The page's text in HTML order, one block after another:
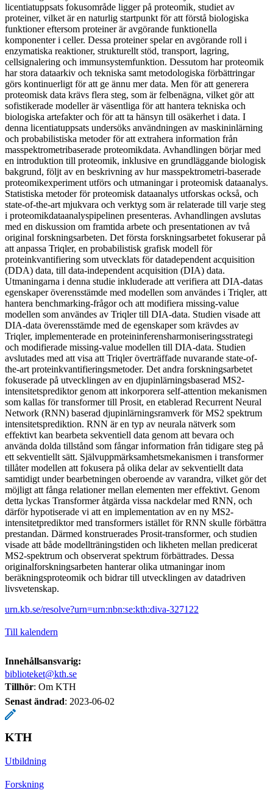
licentiatuppsats fokusområde ligger på proteomik, studiet av
proteiner, vilket är en naturlig startpunkt för att förstå biologiska
funktioner eftersom proteiner är avgörande funktionella
komponenter i celler. Dessa proteiner spelar en avgörande roll i
enzymatiska reaktioner, strukturellt stöd, transport, lagring,
cellsignalering och immunsystemfunktion. Dessutom har proteomik
har stora dataarkiv och tekniska samt metodologiska förbättringar
görs kontinuerligt för att ge ännu mer data. Men för att generera
proteomisk data krävs flera steg, som är felbenägna, vilket gör att
sofistikerade modeller är väsentliga för att hantera tekniska och
biologiska artefakter och för att ta hänsyn till osäkerhet i data. I
denna licentiatuppsats undersöks användningen av maskininlärning
och probabilistiska metoder för att extrahera information från
masspektrometribaserade proteomikdata. Avhandlingen börjar med
en introduktion till proteomik, inklusive en grundläggande biologisk
bakgrund, följt av en beskrivning av hur masspektrometri-baserade
proteomikexperiment utförs och utmaningar i proteomisk dataanalys.
Statistiska metoder för proteomisk dataanalys utforskas också, och
state-of-the-art mjukvara och verktyg som är relaterade till varje steg
i proteomikdataanalyspipelinen presenteras. Avhandlingen avslutas
med en diskussion om framtida arbete och presentationen av två
original forskningsarbeten. Det första forskningsarbetet fokuserar på
att anpassa Triqler, en probabilistisk grafisk modell för
proteinkvantifiering som utvecklats för datadependent acquisition
(DDA) data, till data-independent acquisition (DIA) data.
Utmaningarna i denna studie inkluderade att verifiera att DIA-datas
egenskaper överensstämde med modellen som användes i Triqler, att
hantera benchmarking-frågor och att modifiera missing-value
modellen som användes av Triqler till DIA-data. Studien visade att
DIA-data överensstämde med de egenskaper som krävdes av
Triqler, implementerade en proteininferensharmoniseringsstrategi
och modifierade missing-value modellen till DIA-data. Studien
avslutades med att visa att Triqler överträffade nuvarande state-of-
the-art proteinkvantifieringsmetoder. Det andra forskningsarbetet
fokuserade på utvecklingen av en djupinlärningsbaserad MS2-
intensitetsprediktor genom att inkorporera self-attention mekanismen
som kallas för transformer till Prosit, en etablerad Recurrent Neural
Network (RNN) baserad djupinlärningsramverk för MS2 spektrum
intensitetsprediktion. RNN är en typ av neurala nätverk som
effektivt kan bearbeta sekventiell data genom att bevara och
använda dolda tillstånd som fångar information från tidigare steg på
ett sekventiellt sätt. Självuppmärksamhetsmekanismen i transformer
tillåter modellen att fokusera på olika delar av sekventiellt data
samtidigt under bearbetningen oberoende av varandra, vilket gör det
möjligt att fånga relationer mellan elementen mer effektivt. Genom
detta lyckas Transformer åtgärda vissa nackdelar med RNN, och
därför hypotiserade vi att en implementation av en ny MS2-
intensitetprediktor med transformers istället för RNN skulle förbättra
prestandan. Därmed konstruerades Prosit-transformer, och studien
visade att både modellträningstiden och likheten mellan predicerat
MS2-spektrum och observerat spektrum förbättrades. Dessa
originalforskningsarbeten hanterar olika utmaningar inom
beräkningsproteomik och bidrar till utvecklingen av datadriven
livsvetenskap.
urn.kb.se/resolve?urn=urn:nbn:se:kth:diva-327122
Till kalendern
Innehållsansvarig:
biblioteket@kth.se
Tillhör: Om KTH
Senast ändrad: 2023-06-02
KTH
Utbildning
Forskning